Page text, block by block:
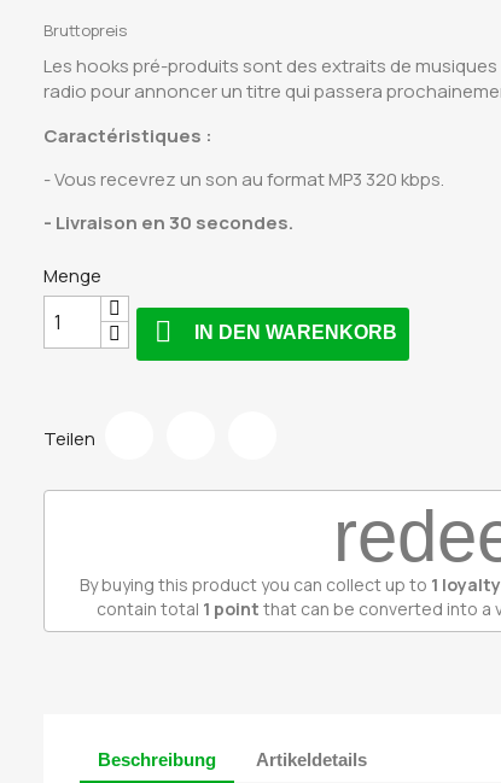
Bruttopreis
Les hooks pré-produits sont des extraits de
radio pour annoncer un titre qui passera
Caractéristiques :
- Vous recevrez un son au format MP3 320 kbps.
- Livraison en 30 secondes.
Menge
 IN DEN WARENKORB
Teilen
By buying this product you can collect up to 1
contain total 1 point that can be converted into a
Beschreibung Artikeldetails